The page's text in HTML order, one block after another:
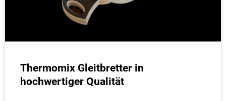
Thermomix Gleitbretter in
hochwertiger Qualität